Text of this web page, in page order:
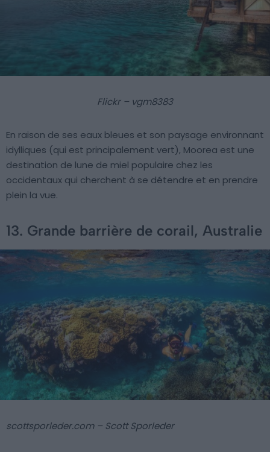
Flickr – vgm8383
En raison de ses eaux bleues et son paysage environnant
idylliques (qui est principalement vert), Moorea est une
destination de lune de miel populaire chez les
occidentaux qui cherchent à se détendre et en prendre
plein la vue.
13. Grande barrière de corail, Australie
scottsporleder.com – Scott Sporleder